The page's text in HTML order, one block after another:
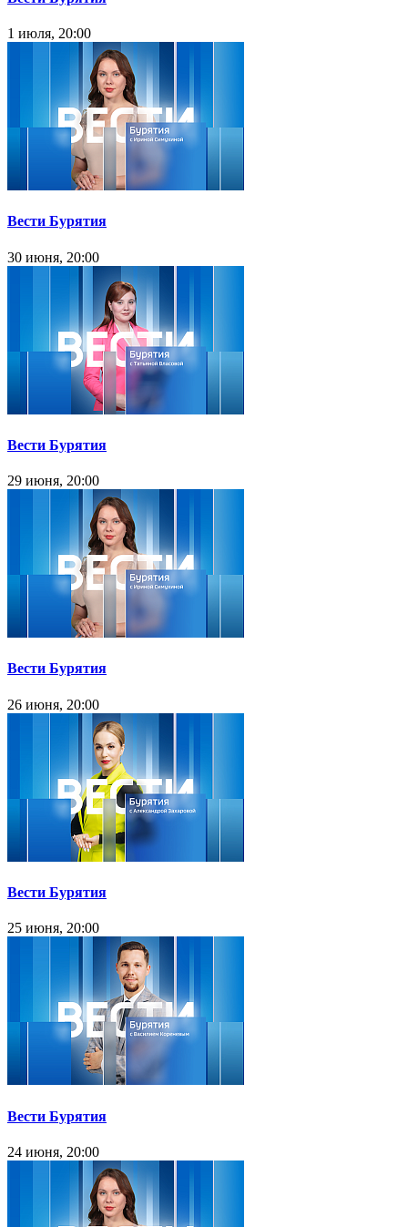
1 июля, 20:00
Вести Бурятия
30 июня, 20:00
Вести Бурятия
29 июня, 20:00
Вести Бурятия
26 июня, 20:00
Вести Бурятия
25 июня, 20:00
Вести Бурятия
24 июня, 20:00